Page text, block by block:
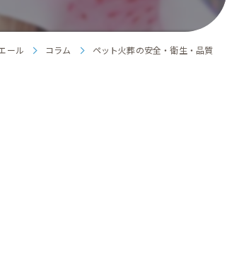
ール コラム ペット火葬の安全・衛生・品質